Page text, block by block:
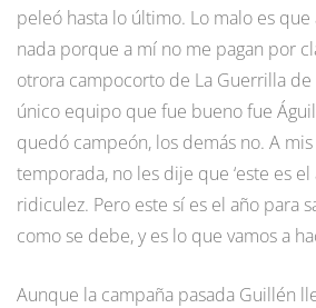
peleó hasta lo último. Lo malo es
nada porque a mí no me pagan por
otrora campocorto de La Guerrilla de
único equipo que fue bueno fue
quedó campeón, los demás no. A
temporada, no les dije que ‘este es el
ridiculez. Pero este sí es el año para
como se debe, y es lo que vamos a
Aunque la campaña pasada Guillén